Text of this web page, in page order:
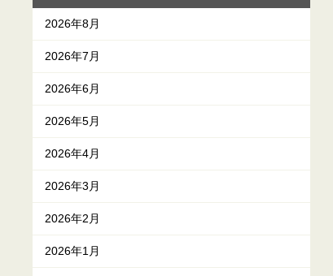
2026年8月
2026年7月
2026年6月
2026年5月
2026年4月
2026年3月
2026年2月
2026年1月